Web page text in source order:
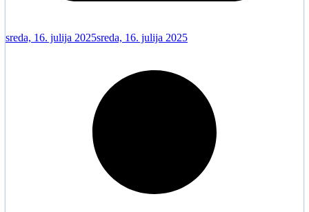
sreda, 16. julija 2025sreda, 16. julija 2025